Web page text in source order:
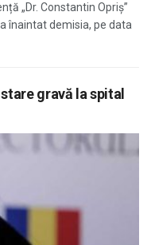
„Dr. Constantin Opriș”
înaintat demisia, pe data
gravă la spital